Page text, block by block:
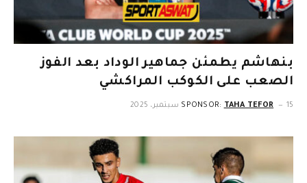
بنهاشم يطمئن جماهير الوداد بعد الفوز
الصعب على الكوكب المراكشي
SPONSOR: TAHA TEFOR 15 سبتمبر، 2025